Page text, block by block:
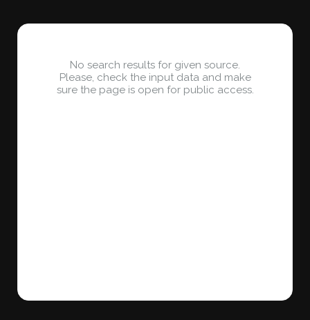
No search results for given source.
Please, check the input data and make
sure the page is open for public access.